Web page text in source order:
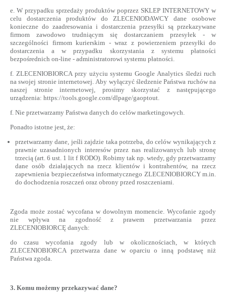
e. W przypadku sprzedaży produktów poprzez SKLEP INTERNETOWY w
celu dostarczenia produktów do ZLECENIODAWCY dane osobowe
konieczne do zaadresowania i dostarczenia przesyłki są przekazywane
firmom zawodowo trudniącym się dostarczaniem przesyłek - w
szczególności firmom kurierskim - wraz z powierzeniem przesyłki do
dostarczenia a w przypadku skorzystania z systemu płatności
bezpośrednich on-line - administratorowi systemu płatności.
f. ZLECENIOBIORCA przy użyciu systemu Google Analytics śledzi ruch
na swojej stronie internetowej. Aby wyłączyć śledzenie Państwa ruchów na
naszej stronie internetowej, prosimy skorzystać z następującego
urządzenia: https://tools.google.com/dlpage/gaoptout.
f. Nie przetwarzamy Państwa danych do celów marketingowych.
Ponadto istotne jest, że:
przetwarzamy dane, jeśli zajdzie taka potrzeba, do celów wynikających z
prawnie uzasadnionych interesów przez nas realizowanych lub stronę
trzecią (art. 6 ust. 1 lit f RODO). Robimy tak np. wtedy, gdy przetwarzamy
dane osób działających na rzecz klientów i kontrahentów, na rzecz
zapewnienia bezpieczeństwa informatycznego ZLECENIOBIORCY m.in.
do dochodzenia roszczeń oraz obrony przed roszczeniami.
Zgoda może zostać wycofana w dowolnym momencie. Wycofanie zgody
nie wpływa na zgodność z prawem przetwarzania przez
ZLECENIOBIORCĘ danych:
do czasu wycofania zgody lub w okolicznościach, w których
ZLECENIOBIORCA przetwarza dane w oparciu o inną podstawę niż
Państwa zgoda.
3. Komu możemy przekazywać dane?